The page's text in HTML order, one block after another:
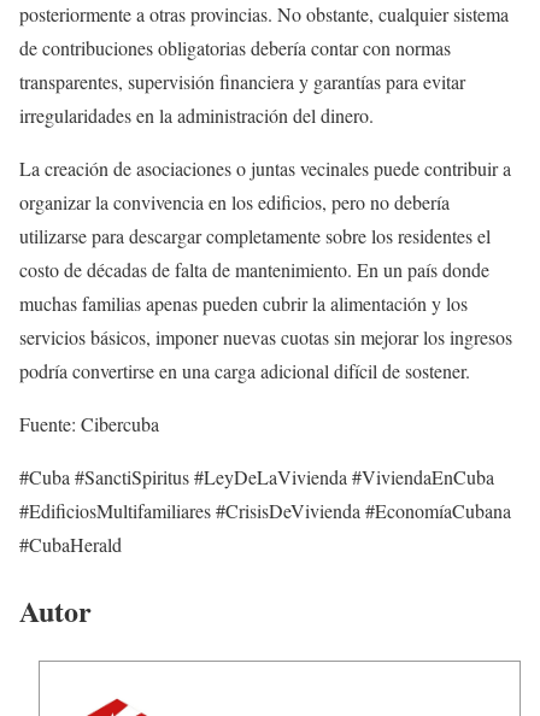
posteriormente a otras provincias. No obstante, cualquier sistema
de contribuciones obligatorias debería contar con normas
transparentes, supervisión financiera y garantías para evitar
irregularidades en la administración del dinero.
La creación de asociaciones o juntas vecinales puede contribuir a
organizar la convivencia en los edificios, pero no debería
utilizarse para descargar completamente sobre los residentes el
costo de décadas de falta de mantenimiento. En un país donde
muchas familias apenas pueden cubrir la alimentación y los
servicios básicos, imponer nuevas cuotas sin mejorar los ingresos
podría convertirse en una carga adicional difícil de sostener.
Fuente: Cibercuba
#Cuba #SanctiSpiritus #LeyDeLaVivienda #ViviendaEnCuba
#EdificiosMultifamiliares #CrisisDeVivienda #EconomíaCubana
#CubaHerald
Autor